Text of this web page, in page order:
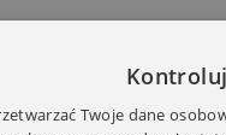
Twoje dane